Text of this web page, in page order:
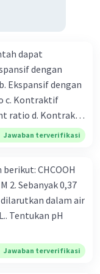
dapat
dengan
Ekspansif dengan
c. Kontraktif
ratio d. Kontraktif
ratio e.
Bila Bank
inflasi di mana
uang) naik
deflasi di
(penawaran
c. Tingkat bunga
uang beredar
Jawaban terverifikasi
dilarutkan dalam air
Tentukan pH
Jawaban terverifikasi